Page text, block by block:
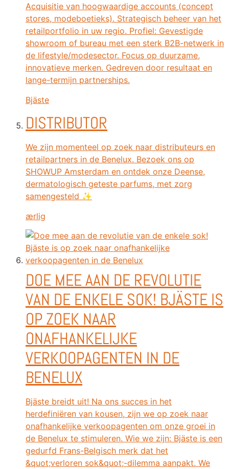
Acquisitie van hoogwaardige accounts (concept
stores, modeboetieks). Strategisch beheer van het
retailportfolio in uw regio. Profiel: Gevestigde
showroom of bureau met een sterk B2B-netwerk in
de lifestyle/modesector. Focus op duurzame,
innovatieve merken. Gedreven door resultaat en
lange-termijn partnerships.
Bjäste
DISTRIBUTOR
We zijn momenteel op zoek naar distributeurs en
retailpartners in de Benelux. Bezoek ons ​​op
SHOWUP Amsterdam en ontdek onze Deense,
dermatologisch geteste parfums, met zorg
samengesteld ✨
ærlig
DOE MEE AAN DE REVOLUTIE
VAN DE ENKELE SOK! BJÄSTE IS
OP ZOEK NAAR
ONAFHANKELIJKE
VERKOOPAGENTEN IN DE
BENELUX
Bjäste breidt uit! Na ons succes in het
herdefiniëren van kousen, zijn we op zoek naar
onafhankelijke verkoopagenten om onze groei in
de Benelux te stimuleren. Wie we zijn: Bjäste is een
gedurfd Frans-Belgisch merk dat het
&quot;verloren sok&quot;-dilemma aanpakt. We